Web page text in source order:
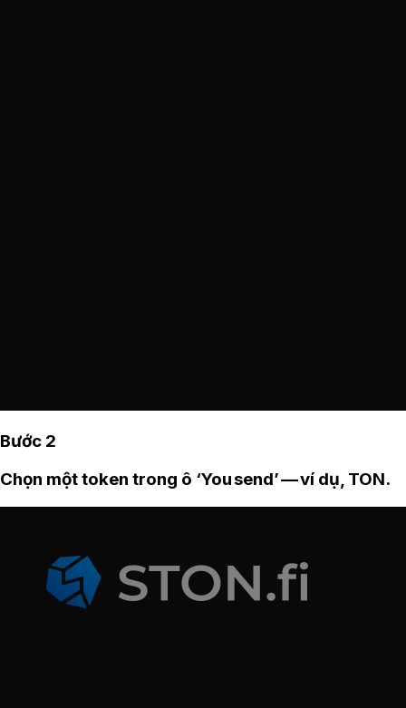
Bước 2
Chọn một token trong ô ‘You send’ — ví dụ, TON.